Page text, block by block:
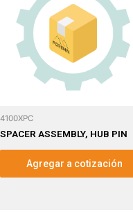
4100XPC
SPACER ASSEMBLY, HUB PIN
Agregar a cotización